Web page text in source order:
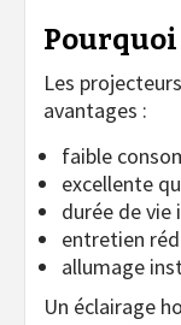
Pourquoi
Les
avantages :
faible
excellente
durée de
entretien
allumage
Un éclairage